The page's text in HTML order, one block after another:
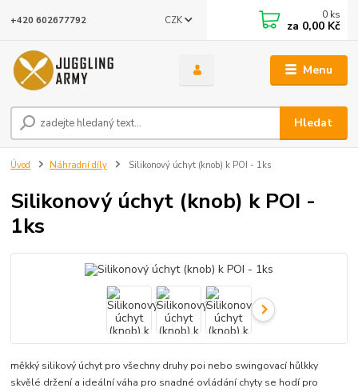
Menu
CZK
Hledat
+420 602677792 0 ks
za 0,00 Kč
Úvod Náhradní díly Silikonový úchyt (knob) k POI - 1ks
Silikonový úchyt (knob) k POI -
1ks
měkký silikový úchyt pro všechny druhy poi nebo swingovací hůlkky
skvělé držení a ideální váha pro snadné ovládání chyty se hodí pro